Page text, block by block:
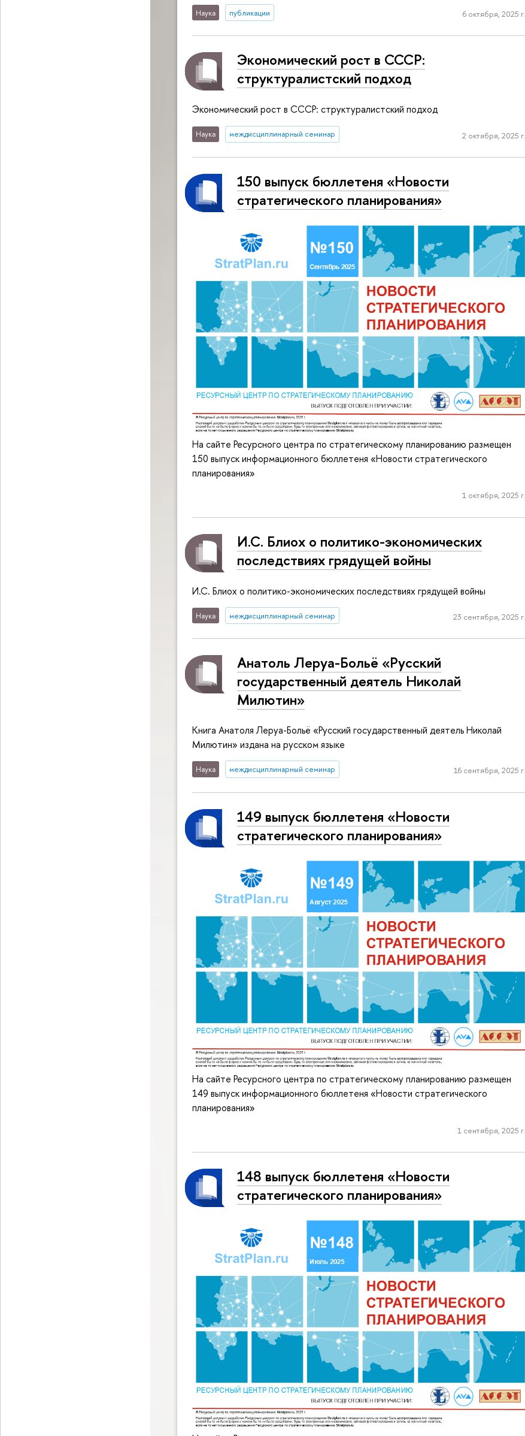
Наука публикации 6 октября, 2025 г.
Экономический рост в СССР:
структуралистский подход
Экономический рост в СССР: структуралистский подход
Наука междисциплинарный семинар 2 октября, 2025 г.
150 выпуск бюллетеня «Новости
стратегического планирования»
На сайте Ресурсного центра по стратегическому планированию размещен
150 выпуск информационного бюллетеня «Новости стратегического
планирования»
1 октября, 2025 г.
И.С. Блиох о политико-экономических
последствиях грядущей войны
И.С. Блиох о политико-экономических последствиях грядущей войны
Наука междисциплинарный семинар 23 сентября, 2025 г.
Анатоль Леруа-Больё «Русский
государственный деятель Николай
Милютин»
Книга Анатоля Леруа-Больё «Русский государственный деятель Николай
Милютин» издана на русском языке
Наука междисциплинарный семинар 16 сентября, 2025 г.
149 выпуск бюллетеня «Новости
стратегического планирования»
На сайте Ресурсного центра по стратегическому планированию размещен
149 выпуск информационного бюллетеня «Новости стратегического
планирования»
1 сентября, 2025 г.
148 выпуск бюллетеня «Новости
стратегического планирования»